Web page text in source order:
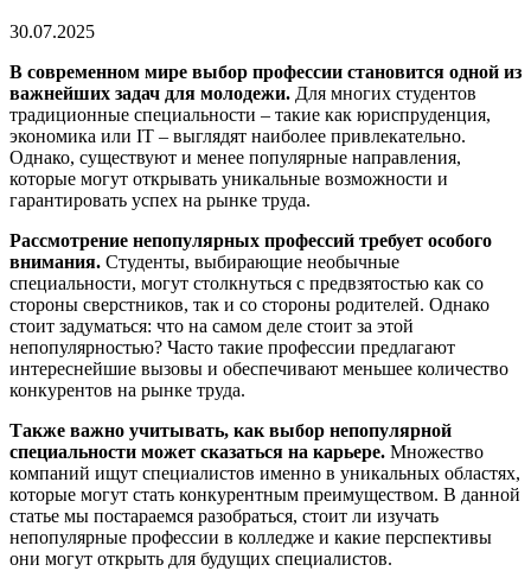
30.07.2025
В современном мире выбор профессии становится одной из
важнейших задач для молодежи. Для многих студентов
традиционные специальности – такие как юриспруденция,
экономика или IT – выглядят наиболее привлекательно.
Однако, существуют и менее популярные направления,
которые могут открывать уникальные возможности и
гарантировать успех на рынке труда.
Рассмотрение непопулярных профессий требует особого
внимания. Студенты, выбирающие необычные
специальности, могут столкнуться с предвзятостью как со
стороны сверстников, так и со стороны родителей. Однако
стоит задуматься: что на самом деле стоит за этой
непопулярностью? Часто такие профессии предлагают
интереснейшие вызовы и обеспечивают меньшее количество
конкурентов на рынке труда.
Также важно учитывать, как выбор непопулярной
специальности может сказаться на карьере. Множество
компаний ищут специалистов именно в уникальных областях,
которые могут стать конкурентным преимуществом. В данной
статье мы постараемся разобраться, стоит ли изучать
непопулярные профессии в колледже и какие перспективы
они могут открыть для будущих специалистов.